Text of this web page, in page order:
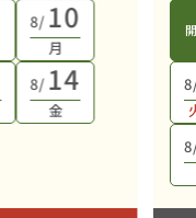
8/ 10
月
8/ 14
金